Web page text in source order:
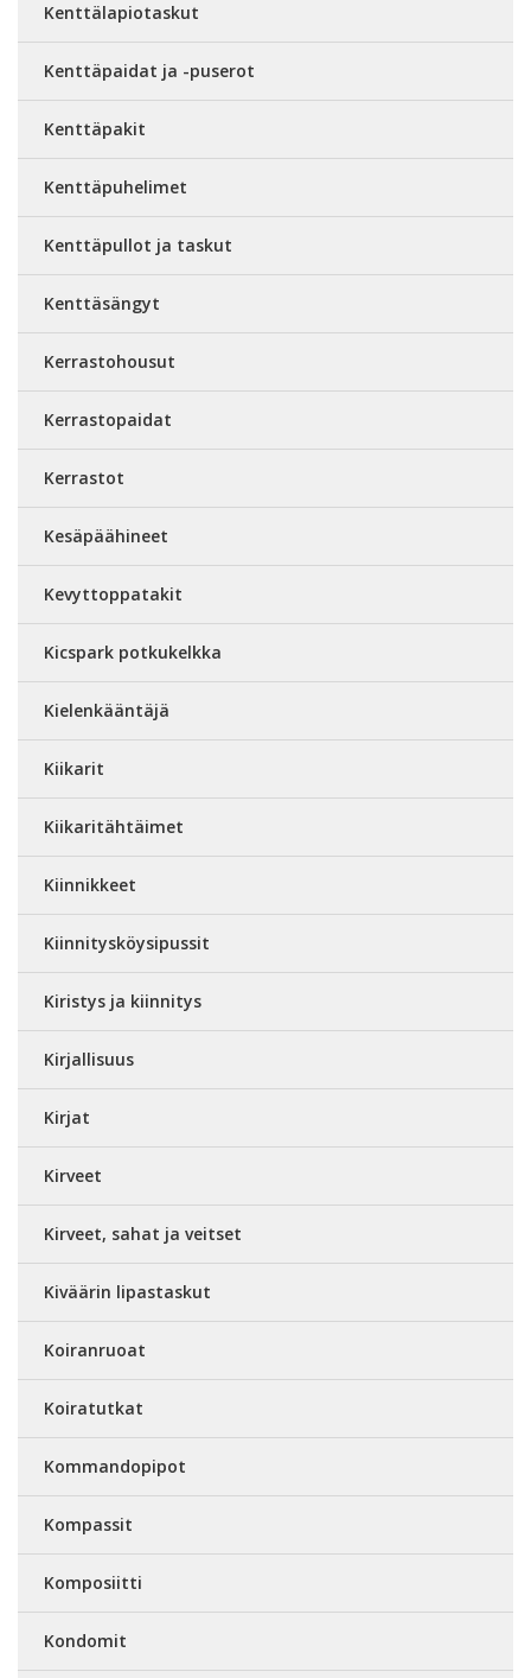
Kenttälapiotaskut
Kenttäpaidat ja -puserot
Kenttäpakit
Kenttäpuhelimet
Kenttäpullot ja taskut
Kenttäsängyt
Kerrastohousut
Kerrastopaidat
Kerrastot
Kesäpäähineet
Kevyttoppatakit
Kicspark potkukelkka
Kielenkääntäjä
Kiikarit
Kiikaritähtäimet
Kiinnikkeet
Kiinnitysköysipussit
Kiristys ja kiinnitys
Kirjallisuus
Kirjat
Kirveet
Kirveet, sahat ja veitset
Kiväärin lipastaskut
Koiranruoat
Koiratutkat
Kommandopipot
Kompassit
Komposiitti
Kondomit